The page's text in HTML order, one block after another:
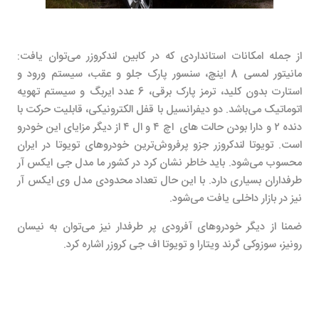
از جمله امکانات استانداردی که در کابین لندکروزر می‌توان یافت:
مانیتور لمسی 8 اینچ، سنسور پارک جلو و عقب، سیستم ورود و
استارت بدون کلید، ترمز پارک برقی، 6 عدد ایربگ و سیستم تهویه
اتوماتیک میباشد. دو دیفرانسیل با قفل الکترونیکی، قابلیت حرکت با
دنده ۲ و دارا بودن حالت های اچ ۴ و ال ۴ از دیگر مزایای این خودرو
است. تویوتا لندکروزر جزو پرفروش‌ترین خودروهای تویوتا در ایران
محسوب می‌شود. باید خاطر نشان کرد در کشور ما مدل جی ایکس آر
طرفداران بسیاری دارد. با این حال تعداد محدودی مدل وی ایکس آر
نیز در بازار داخلی یافت میشود.
ضمنا از دیگر خودروهای آفرودی پر طرفدار نیز می‌توان به نیسان
رونیز، سوزوکی گرند ویتارا و تویوتا اف جی کروزر اشاره کرد.